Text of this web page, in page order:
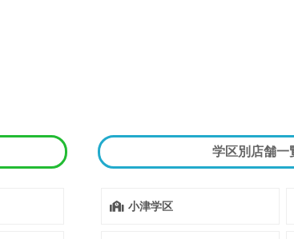
学区別店舗一
小津学区